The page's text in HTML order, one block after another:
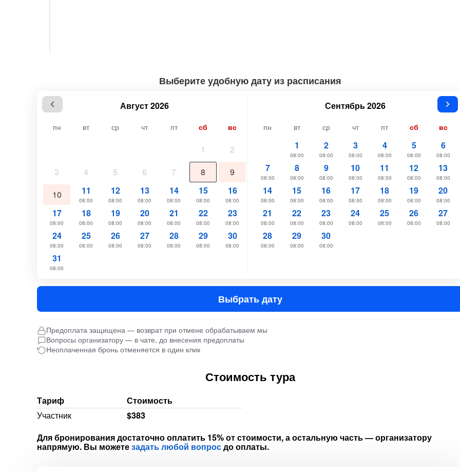
Выберите удобную дату из расписания
Август 2026
пн вт ср чт пт сб вс
1
2
3
4 5 6 7 8
9
10
11
08:00
12
08:00
13
08:00
14
08:00
15
08:00
16
08:00
17
08:00
18
08:00
19
08:00
20
08:00
21
08:00
22
08:00
23
08:00
24
08:00
25
08:00
26
08:00
27
08:00
28
08:00
29
08:00
30
08:00
31
08:00
Сентябрь 2026
пн вт ср чт пт сб вс
1
08:00
2
08:00
3
08:00
4
08:00
5
08:00
6
08:00
7
08:00
8
08:00
9
08:00
10
08:00
11
08:00
12
08:00
13
08:00
14
08:00
15
08:00
16
08:00
17
08:00
18
08:00
19
08:00
20
08:00
21
08:00
22
08:00
23
08:00
24
08:00
25
08:00
26
08:00
27
08:00
28
08:00
29
08:00
30
08:00
Выбрать дату
Предоплата защищена — возврат при отмене обрабатываем мы
Вопросы организатору — в чате, до внесения предоплаты
Неоплаченная бронь отменяется в один клик
Стоимость тура
Тариф
Стоимость
Участник
$383
Для бронирования достаточно оплатить 15% от стоимости, а остальную часть — организатору
напрямую. Вы можетезадать любой вопросдо оплаты.